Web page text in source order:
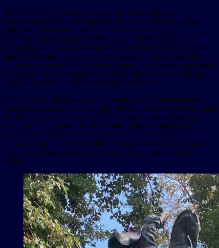
Фонд Юрия Лужкова осуществляет деятельность по
увековечению памяти Юрия Михайловича. Он был создан
соратниками и близкими Юрия Михайловича для
продолжения его добрых начинаний, а также сохранения
богатейшего наследия, которое Юрий Михайлович оставил
как мэр Москвы, политик, общественный деятель, мыслитель
и благотворитель. Фонд реализует ряд общественно значимых
программ, продолжающих многолетний созидательный труд
Юрия Лужкова во благо москвичей и россиян.
Могила Ю.М. Лужкова расположена на центральной аллее
Новодевичьего кладбища. Юрий Лужков скончался 10 декабря
2019 года в возрасте 83 лет. Он возглавлял правительство
столицы на протяжении 18 лет, внес значительный вклад в
становление российской государственности и развитие
Москвы. Указ об увековечении памяти Ю.М. Лужкова был
подписан Президентом России В.В. Путиным 13 февраля
2020 г.